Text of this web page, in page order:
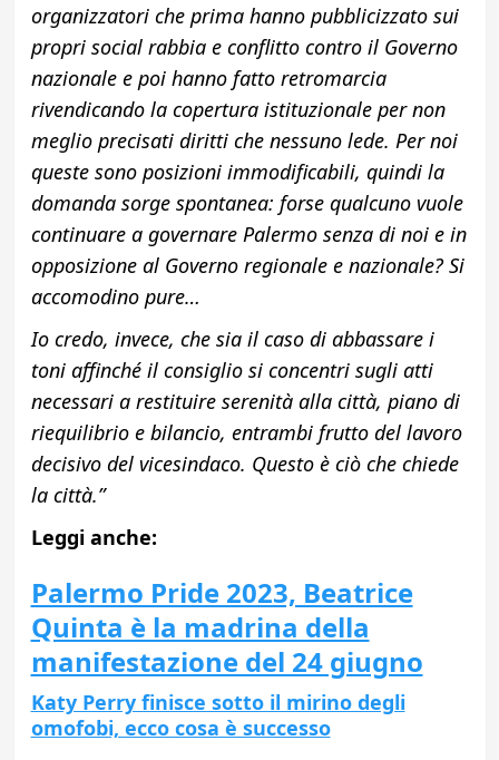
organizzatori che prima hanno pubblicizzato sui
propri social rabbia e conflitto contro il Governo
nazionale e poi hanno fatto retromarcia
rivendicando la copertura istituzionale per non
meglio precisati diritti che nessuno lede. Per noi
queste sono posizioni immodificabili, quindi la
domanda sorge spontanea: forse qualcuno vuole
continuare a governare Palermo senza di noi e in
opposizione al Governo regionale e nazionale? Si
accomodino pure…
Io credo, invece, che sia il caso di abbassare i
toni affinché il consiglio si concentri sugli atti
necessari a restituire serenità alla città, piano di
riequilibrio e bilancio, entrambi frutto del lavoro
decisivo del vicesindaco. Questo è ciò che chiede
la città.”
Leggi anche:
Palermo Pride 2023, Beatrice
Quinta è la madrina della
manifestazione del 24 giugno
Katy Perry finisce sotto il mirino degli
omofobi, ecco cosa è successo